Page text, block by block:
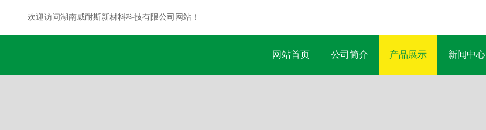
欢迎访问湖南威耐斯新材料科技有限公司网站！
网站首页 公司简介 产品展示 新闻中心